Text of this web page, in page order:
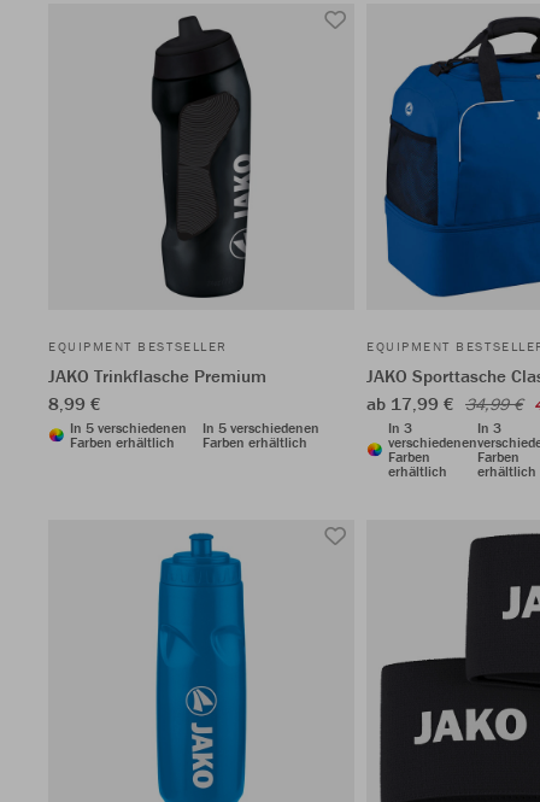
EQUIPMENT BESTSELLER
JAKO Trinkflasche Premium
8,99 €
In 5 verschiedenen
Farben erhältlich
In 5 verschiedenen
Farben erhältlich
EQUIPMENT
JAKO Sporttasche
ab 17,99 € 34,99 €
In 3
verschiedenen
Farben
erhältlich
In 3
Farben
erhältlich